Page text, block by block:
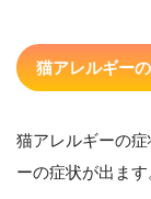
猫アレルギー
猫アレルギーの
ーの症状が出ます